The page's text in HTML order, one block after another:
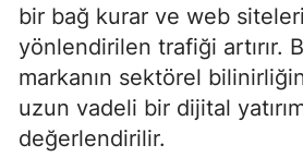
bir bağ kurar ve web
yönlendirilen trafiği artırır.
markanın sektörel
uzun vadeli bir dijital
değerlendirilir.